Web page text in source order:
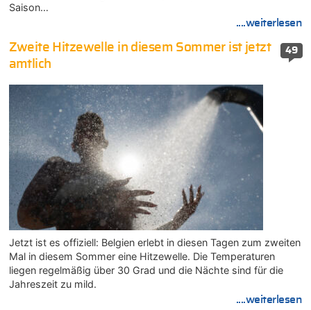
Saison…
....weiterlesen
49
Zweite Hitzewelle in diesem Sommer ist jetzt
amtlich
Jetzt ist es offiziell: Belgien erlebt in diesen Tagen zum zweiten
Mal in diesem Sommer eine Hitzewelle. Die Temperaturen
liegen regelmäßig über 30 Grad und die Nächte sind für die
Jahreszeit zu mild.
....weiterlesen